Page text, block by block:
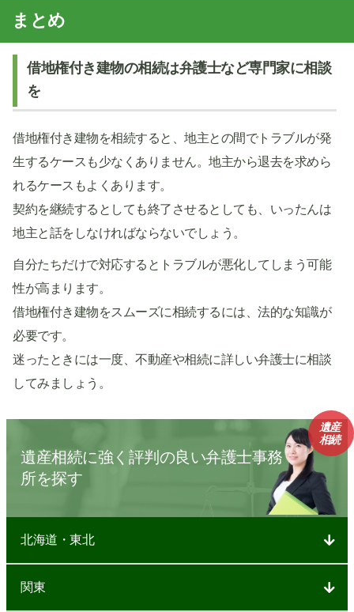
まとめ
借地権付き建物の相続は弁護士など専門家に相談
を
借地権付き建物を相続すると、地主との間でトラブルが発
生するケースも少なくありません。地主から退去を求めら
れるケースもよくあります。
契約を継続するとしても終了させるとしても、いったんは
地主と話をしなければならないでしょう。
自分たちだけで対応するとトラブルが悪化してしまう可能
性が高まります。
借地権付き建物をスムーズに相続するには、法的な知識が
必要です。
迷ったときには一度、不動産や相続に詳しい弁護士に相談
してみましょう。
遺産相続に強く評判の良い弁護士事務
所を探す
遺産
相続
北海道・東北
関東